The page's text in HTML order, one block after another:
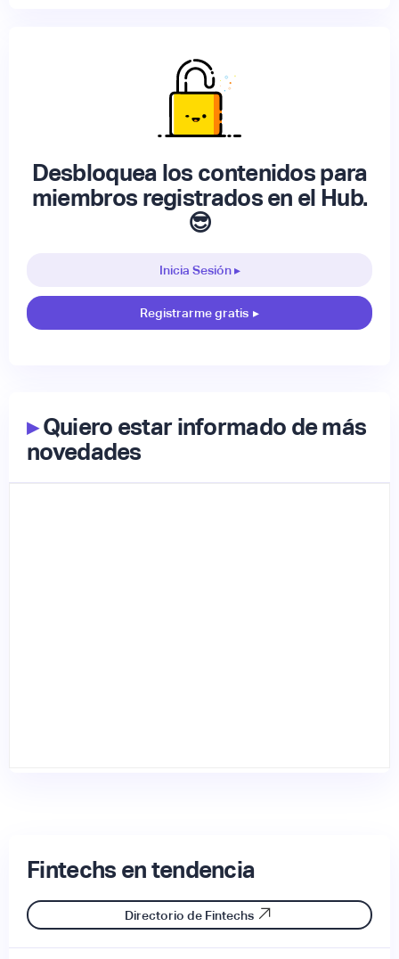
Desbloquea los contenidos para
miembros registrados en el Hub.
😎
Inicia Sesión ▸
Registrarme gratis ▸
▸Quiero estar informado de más
novedades
Fintechs en tendencia
Directorio de Fintechs